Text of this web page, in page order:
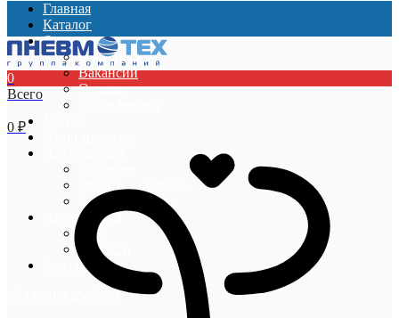
Главная
Каталог
О компании
О компании
Вакансии
Отзывы
Акции и скидки
Информация
Блог
Новости
Контакты
0
Всего
0 ₽